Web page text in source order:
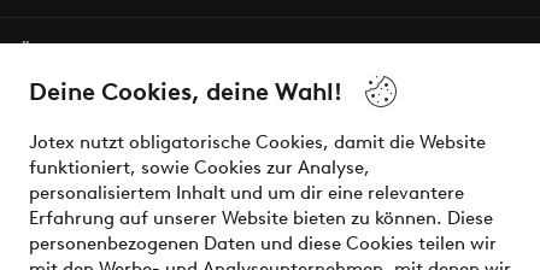
Deine Cookies, deine Wahl!
Jotex nutzt obligatorische Cookies, damit die Website
funktioniert, sowie Cookies zur Analyse,
personalisiertem Inhalt und um dir eine relevantere
Erfahrung auf unserer Website bieten zu können. Diese
personenbezogenen Daten und diese Cookies teilen wir
Bedingungen